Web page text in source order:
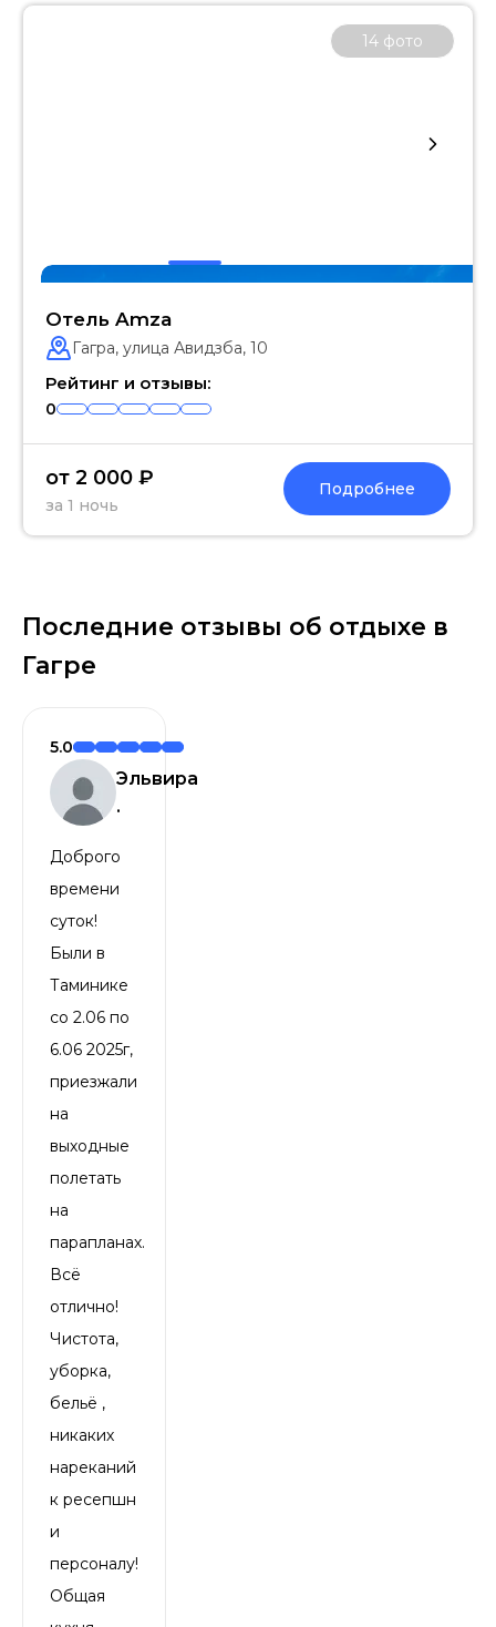
14 фото
Отель Amza
Гагра, улица Авидзба, 10
Рейтинг и отзывы:
0
от 2 000 ₽
за 1 ночь
Подробнее
Последние отзывы об отдыхе в
Гагре
Эльвира
.
Доброго
времени
суток!
Были в
Таминике
со 2.06 по
6.06 2025г,
приезжали
на
выходные
полетать
на
парапланах.
Всё
отлично!
Чистота,
уборка,
бельё ,
никаких
нареканий
к ресепшн
и
персоналу!
Общая
5.0